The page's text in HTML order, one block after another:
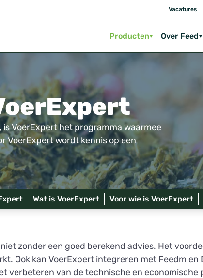
Vacatures
Producten Over Feed
VoerExpert het programma waarmee
VoerExpert wordt kennis op een
Wat is VoerExpert Voor wie is VoerExpert
zonder een goed berekend advies. Het
Ook kan VoerExpert integreren met Feedm
verbeteren van de technische en economische